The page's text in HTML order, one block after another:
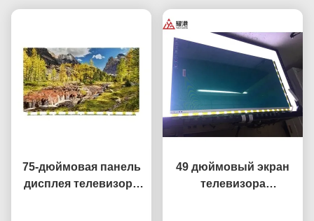
75-дюймовая панель
дисплея телевизора
49 дюймовый экран
телевизора